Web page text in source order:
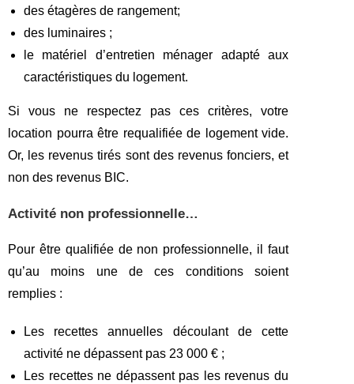
des étagères de rangement;
des luminaires ;
le matériel d’entretien ménager adapté aux
caractéristiques du logement.
Si vous ne respectez pas ces critères, votre
location pourra être requalifiée de logement vide.
Or, les revenus tirés sont des revenus fonciers, et
non des revenus BIC.
Activité non professionnelle…
Pour être qualifiée de non professionnelle, il faut
qu’au moins une de ces conditions soient
remplies :
Les recettes annuelles découlant de cette
activité ne dépassent pas 23 000 € ;
Les recettes ne dépassent pas les revenus du